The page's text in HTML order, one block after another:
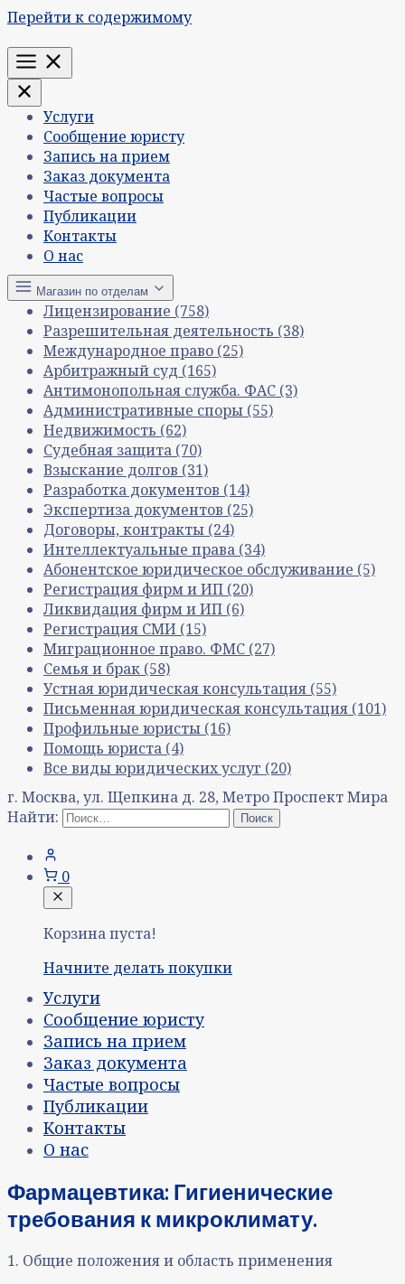
Перейти к содержимому
Меню
Услуги
Сообщение юристу
Запись на прием
Заказ документа
Частые вопросы
Публикации
Контакты
О нас
Магазин по отделам
Лицензирование (758)
Разрешительная деятельность (38)
Международное право (25)
Арбитражный суд (165)
Антимонопольная служба. ФАС (3)
Административные споры (55)
Недвижимость (62)
Судебная защита (70)
Взыскание долгов (31)
Разработка документов (14)
Экспертиза документов (25)
Договоры, контракты (24)
Интеллектуальные права (34)
Абонентское юридическое обслуживание (5)
Регистрация фирм и ИП (20)
Ликвидация фирм и ИП (6)
Регистрация СМИ (15)
Миграционное право. ФМС (27)
Семья и брак (58)
Устная юридическая консультация (55)
Письменная юридическая консультация (101)
Профильные юристы (16)
Помощь юриста (4)
Все виды юридических услуг (20)
г. Москва, ул. Щепкина д. 28, Метро Проспект Мира
Найти:
0
Корзина пуста!
Начните делать покупки
Услуги
Сообщение юристу
Запись на прием
Заказ документа
Частые вопросы
Публикации
Контакты
О нас
Фармацевтика: Гигиенические
требования к микроклимату.
1. Общие положения и область применения